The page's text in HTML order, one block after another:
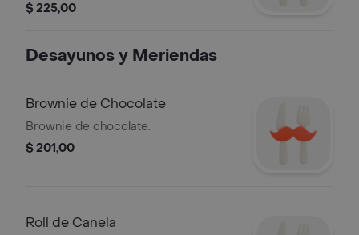
$ 225,00
Desayunos y Meriendas
Brownie de Chocolate
Brownie de chocolate.
$ 201,00
Roll de Canela